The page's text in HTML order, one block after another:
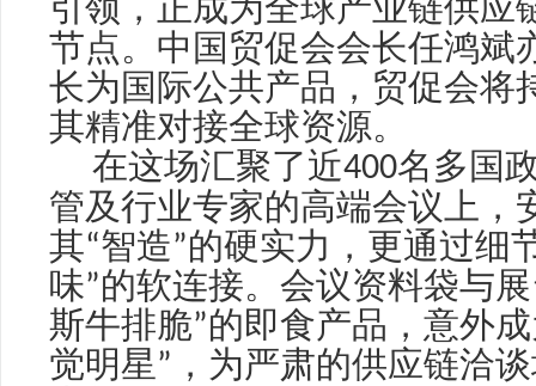
引领，正成为全球产业链供应
节点。中国贸促会会长任鸿斌
长为国际公共产品，贸促会将
其精准对接全球资源。
在这场汇聚了近400名多国
管及行业专家的高端会议上，
其“智造”的硬实力，更通过细
味”的软连接。会议资料袋与
斯牛排脆”的即食产品，意外
觉明星” ，为严肃的供应链洽